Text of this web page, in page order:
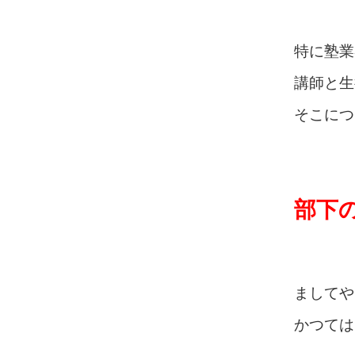
特に塾
講師と
そこに
部下
まして
かつて